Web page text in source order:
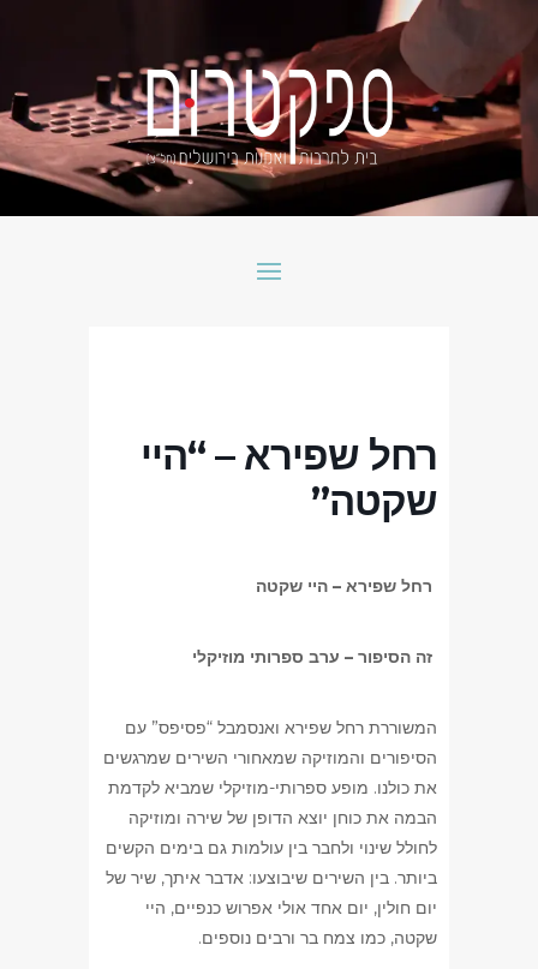
רחל שפירא – “היי
שקטה”
רחל שפירא – היי שקטה
זה הסיפור – ערב ספרותי מוזיקלי
המשוררת רחל שפירא ואנסמבל “פסיפס” עם
הסיפורים והמוזיקה שמאחורי השירים שמרגשים
את כולנו. מופע ספרותי-מוזיקלי שמביא לקדמת
הבמה את כוחן יוצא הדופן של שירה ומוזיקה
לחולל שינוי ולחבר בין עולמות גם בימים הקשים
ביותר. בין השירים שיבוצעו: אדבר איתך, שיר של
יום חולין, יום אחד אולי אפרוש כנפיים, היי
שקטה, כמו צמח בר ורבים נוספים.